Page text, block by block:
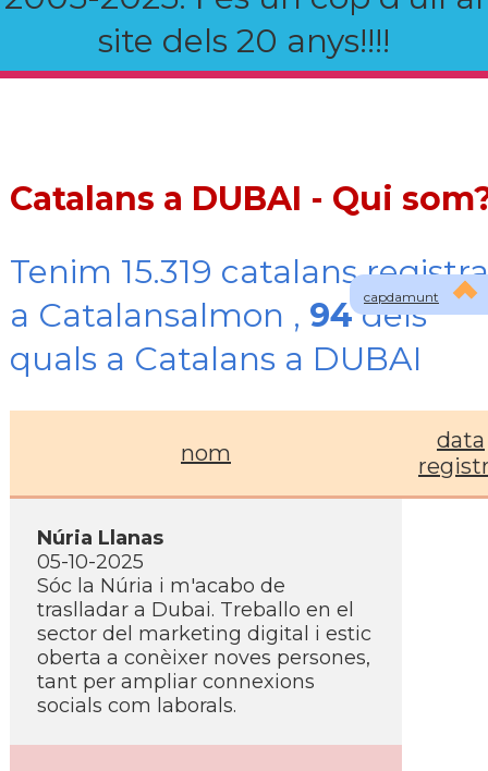
site dels 20 anys!!!!
capdamunt
Catalans a DUBAI - Qui
Tenim 15.319 catalans
a Catalansalmon , 94dels
quals a Catalans a DUBAI
nom
data
Núria Llanas
05-10-2025
Sóc la Núria i m'acabo de
traslladar a Dubai. Treballo en el
sector del marketing digital i estic
oberta a conèixer noves persones,
tant per ampliar connexions
socials com laborals.